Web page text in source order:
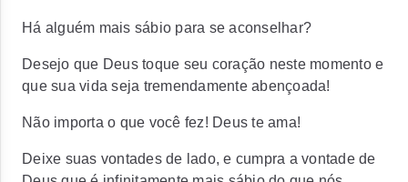
Há alguém mais sábio para se aconselhar?
Desejo que Deus toque seu coração neste momento e
que sua vida seja tremendamente abençoada!
Não importa o que você fez! Deus te ama!
Deixe suas vontades de lado, e cumpra a vontade de